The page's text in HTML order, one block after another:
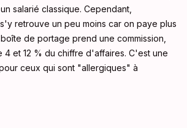
salarié classique. Cependant,
retrouve un peu moins car on paye plus
de portage prend une commission,
4 et 12 % du chiffre d'affaires. C'est une
ceux qui sont "allergiques" à